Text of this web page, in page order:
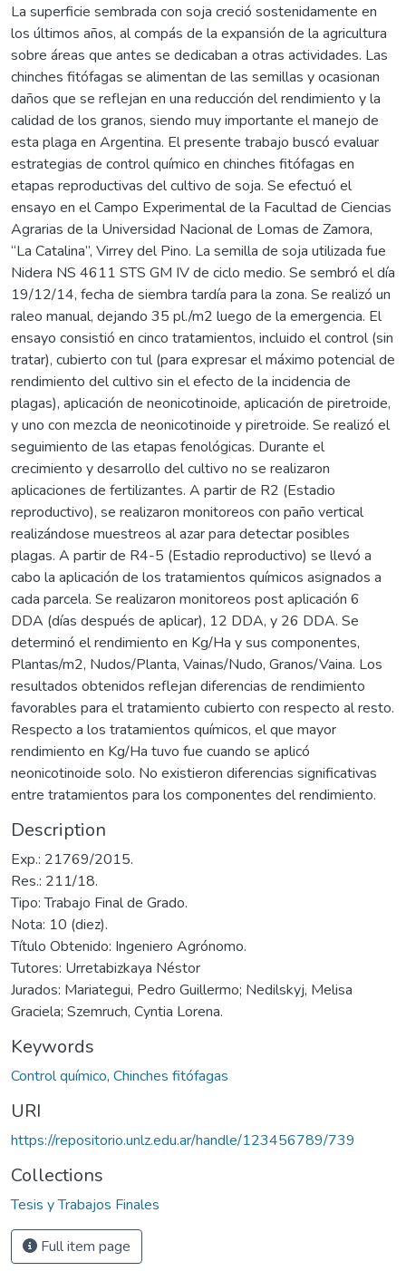
La superficie sembrada con soja creció sostenidamente en
los últimos años, al compás de la expansión de la agricultura
sobre áreas que antes se dedicaban a otras actividades. Las
chinches fitófagas se alimentan de las semillas y ocasionan
daños que se reflejan en una reducción del rendimiento y la
calidad de los granos, siendo muy importante el manejo de
esta plaga en Argentina. El presente trabajo buscó evaluar
estrategias de control químico en chinches fitófagas en
etapas reproductivas del cultivo de soja. Se efectuó el
ensayo en el Campo Experimental de la Facultad de Ciencias
Agrarias de la Universidad Nacional de Lomas de Zamora,
“La Catalina”, Virrey del Pino. La semilla de soja utilizada fue
Nidera NS 4611 STS GM IV de ciclo medio. Se sembró el día
19/12/14, fecha de siembra tardía para la zona. Se realizó un
raleo manual, dejando 35 pl./m2 luego de la emergencia. El
ensayo consistió en cinco tratamientos, incluido el control (sin
tratar), cubierto con tul (para expresar el máximo potencial de
rendimiento del cultivo sin el efecto de la incidencia de
plagas), aplicación de neonicotinoide, aplicación de piretroide,
y uno con mezcla de neonicotinoide y piretroide. Se realizó el
seguimiento de las etapas fenológicas. Durante el
crecimiento y desarrollo del cultivo no se realizaron
aplicaciones de fertilizantes. A partir de R2 (Estadio
reproductivo), se realizaron monitoreos con paño vertical
realizándose muestreos al azar para detectar posibles
plagas. A partir de R4-5 (Estadio reproductivo) se llevó a
cabo la aplicación de los tratamientos químicos asignados a
cada parcela. Se realizaron monitoreos post aplicación 6
DDA (días después de aplicar), 12 DDA, y 26 DDA. Se
determinó el rendimiento en Kg/Ha y sus componentes,
Plantas/m2, Nudos/Planta, Vainas/Nudo, Granos/Vaina. Los
resultados obtenidos reflejan diferencias de rendimiento
favorables para el tratamiento cubierto con respecto al resto.
Respecto a los tratamientos químicos, el que mayor
rendimiento en Kg/Ha tuvo fue cuando se aplicó
neonicotinoide solo. No existieron diferencias significativas
entre tratamientos para los componentes del rendimiento.
Description
Exp.: 21769/2015.
Res.: 211/18.
Tipo: Trabajo Final de Grado.
Nota: 10 (diez).
Título Obtenido: Ingeniero Agrónomo.
Tutores: Urretabizkaya Néstor
Jurados: Mariategui, Pedro Guillermo; Nedilskyj, Melisa
Graciela; Szemruch, Cyntia Lorena.
Keywords
Control químico, Chinches fitófagas
URI
https://repositorio.unlz.edu.ar/handle/123456789/739
Collections
Tesis y Trabajos Finales
Full item page